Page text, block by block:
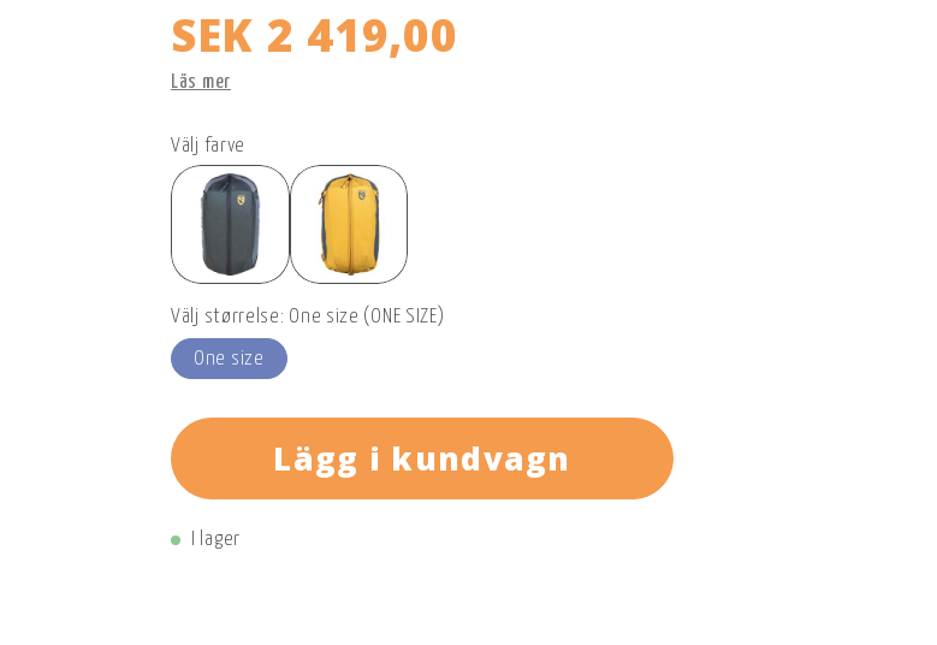
SEK 2 419,00
Läs mer
Välj farve
Välj størrelse: One size (ONE SIZE)
One size
Lägg i kundvagn
I lager